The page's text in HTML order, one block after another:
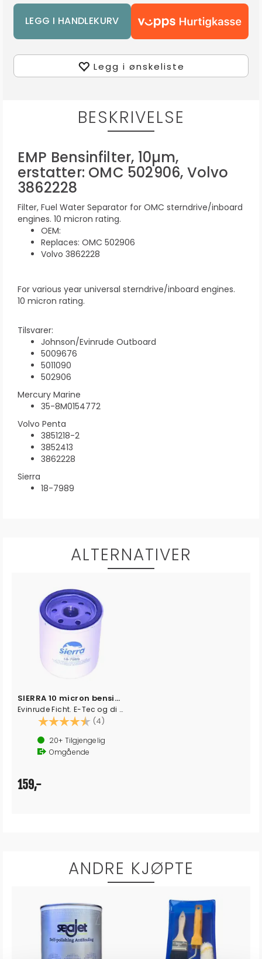
Legg i ønskeliste
BESKRIVELSE
EMP Bensinfilter, 10µm,
erstatter: OMC 502906, Volvo
3862228
Filter, Fuel Water Separator for OMC sterndrive/inboard
engines. 10 micron rating.
OEM:
Replaces: OMC 502906
Volvo 3862228
For various year universal sterndrive/inboard engines.
10 micron rating.
Tilsvarer:
Johnson/Evinrude Outboard
5009676
5011090
502906
Mercury Marine
35-8M0154772
Volvo Penta
3851218-2
3852413
3862228
Sierra
18-7989
ALTERNATIVER
SIERRA 10 micron bensinfilter
Evinrude Ficht. E-Tec og di modeller.
Karakter: (4)
20+ Tilgjengelig
Omgående
159,-
ANDRE KJØPTE